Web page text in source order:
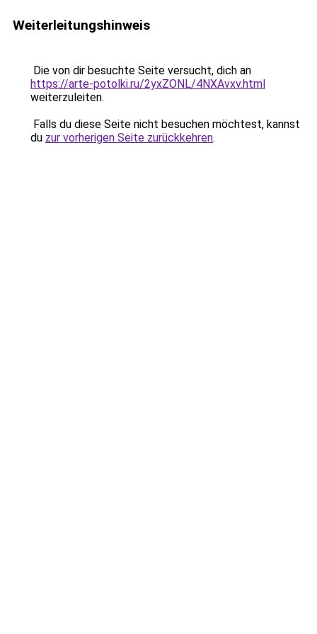
Weiterleitungshinweis
Die von dir besuchte Seite versucht, dich an
https://arte-potolki.ru/2yxZONL/4NXAvxv.html
weiterzuleiten.
Falls du diese Seite nicht besuchen möchtest, kannst
du zur vorherigen Seite zurückkehren.